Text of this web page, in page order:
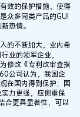
效的保护措施，使得
众多同类产品的GUI
热情。
的不断加大，业内希
业的领军企业，
修改《专利改审查指
公司认为，我国企
在国内得到保护；国
力更强，应侧重保
合更具显著性，可以